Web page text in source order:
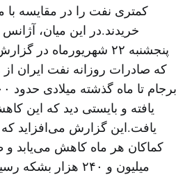
کمتری نفت را در مقایسه با
خریدند.در این میان،
پنجشنبه ۲۲ شهریورماه
که صادرات روزانه نفت ایران از
یافته و بایستی دید که این
یافت.این گزارش می‌افزاید که
کماکان هر ماه کاهش می‌یابد
میلیون و ۲۴۰ هزار